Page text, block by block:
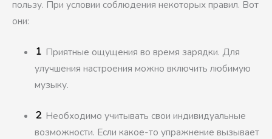
пользу. При условии соблюдения некоторых правил. Вот
они:
Приятные ощущения во время зарядки. Для
улучшения настроения можно включить любимую
музыку.
Необходимо учитывать свои индивидуальные
возможности. Если какое-то упражнение вызывает